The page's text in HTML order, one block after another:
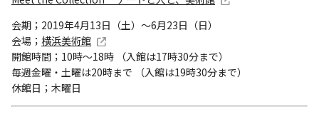
会期；2019年4月13日（土）～6月23日（日）
会場； 横浜美術館
開館時間；10時～18時 （入館は17時30分まで）
毎週金曜・土曜は20時まで （入館は19時30分まで）
休館日；木曜日